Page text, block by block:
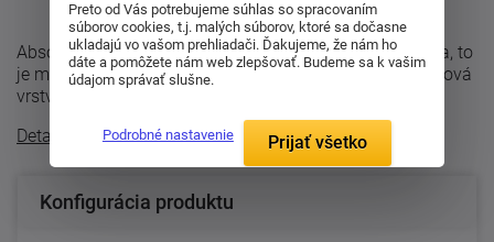
Absolútne odľahčenie tela bez Visco pena a bez potenia, to
je matrac Spirit Superior Cloud v sete 1+1. Skladba: Fialová
vrstva - S4420GT ...
Detailný popis
Konfigurácia produktu
Preto od Vás potrebujeme súhlas so spracovaním
súborov cookies, t.j. malých súborov, ktoré sa dočasne
ukladajú vo vašom prehliadači. Ďakujeme, že nám ho
dáte a pomôžete nám web zlepšovať. Budeme sa k vašim
údajom správať slušne.
Podrobné nastavenie Prijať všetko